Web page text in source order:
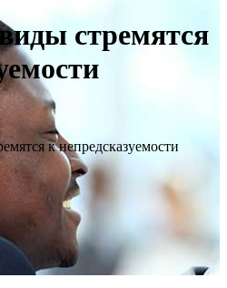
стремятся
к непредсказуемости